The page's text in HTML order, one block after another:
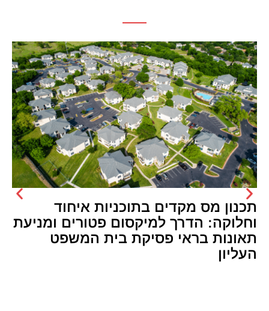
תכנון מס מקדים בתוכניות איחוד
וחלוקה: הדרך למיקסום פטורים ומניעת
תאונות בראי פסיקת בית המשפט
העליון